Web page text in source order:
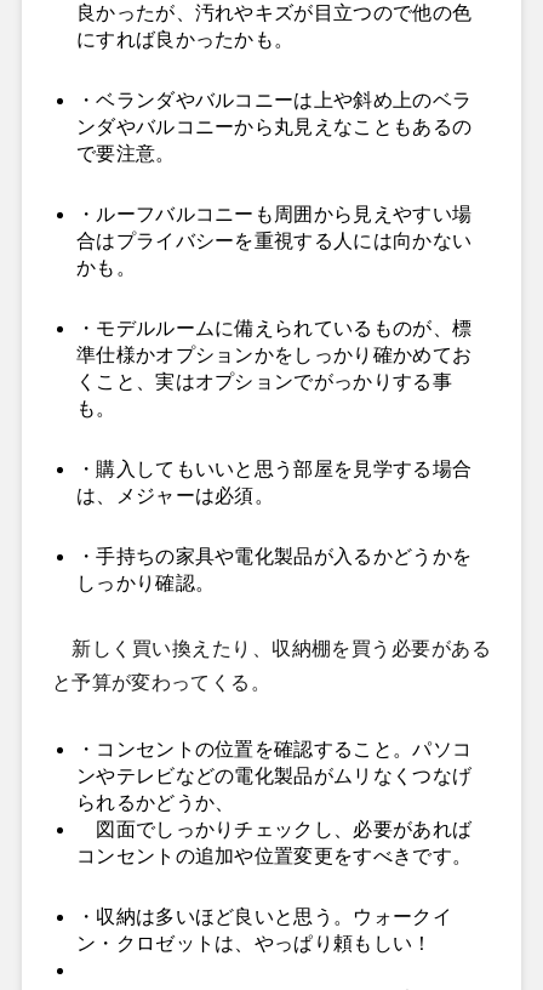
良かったが、汚れやキズが目立つので他の色
にすれば良かったかも。
・ベランダやバルコニーは上や斜め上のベラ
ンダやバルコニーから丸見えなこともあるの
で要注意。
・ルーフバルコニーも周囲から見えやすい場
合はプライバシーを重視する人には向かない
かも。
・モデルルームに備えられているものが、標
準仕様かオプションかをしっかり確かめてお
くこと、実はオプションでがっかりする事
も。
・購入してもいいと思う部屋を見学する場合
は、メジャーは必須。
・手持ちの家具や電化製品が入るかどうかを
しっかり確認。
新しく買い換えたり、収納棚を買う必要がある
と予算が変わってくる。
・コンセントの位置を確認すること。パソコ
ンやテレビなどの電化製品がムリなくつなげ
られるかどうか、
図面でしっかりチェックし、必要があれば
コンセントの追加や位置変更をすべきです。
・収納は多いほど良いと思う。ウォークイ
ン・クロゼットは、やっぱり頼もしい！